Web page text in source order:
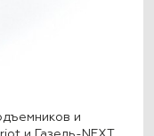
и